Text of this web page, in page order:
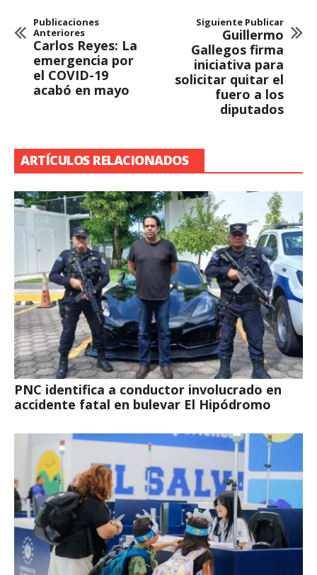
Publicaciones
Anteriores
Carlos Reyes: La
emergencia por
el COVID-19
acabó en mayo
Siguiente Publicar
Guillermo
Gallegos firma
iniciativa para
solicitar quitar el
fuero a los
diputados
ARTÍCULOS RELACIONADOS
PNC identifica a conductor involucrado en
accidente fatal en bulevar El Hipódromo